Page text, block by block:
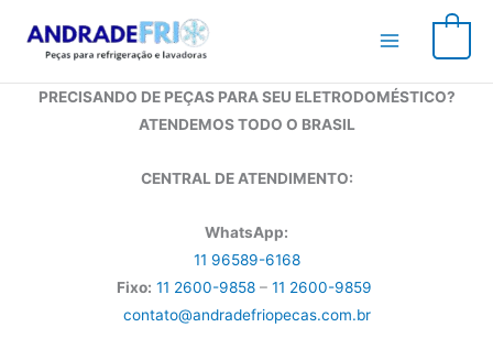
para
conteúdo
PRECISANDO DE PEÇAS PARA SEU ELETRODOMÉSTICO?
ATENDEMOS TODO O BRASIL
CENTRAL DE ATENDIMENTO:
WhatsApp:
11 96589-6168
Fixo: 11 2600-9858 – 11 2600-9859
contato@andradefriopecas.com.br